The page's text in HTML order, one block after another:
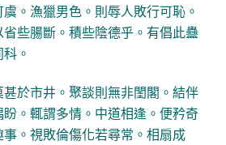
。漁獵男色。則辱人敗行可恥。
些腸斷。積些陰德乎。有倡此蠱
。
於市井。聚談則無非閨閣。結伴
。輒謂多情。中道相逢。便矜奇
。視敗倫傷化若尋常。相扇成